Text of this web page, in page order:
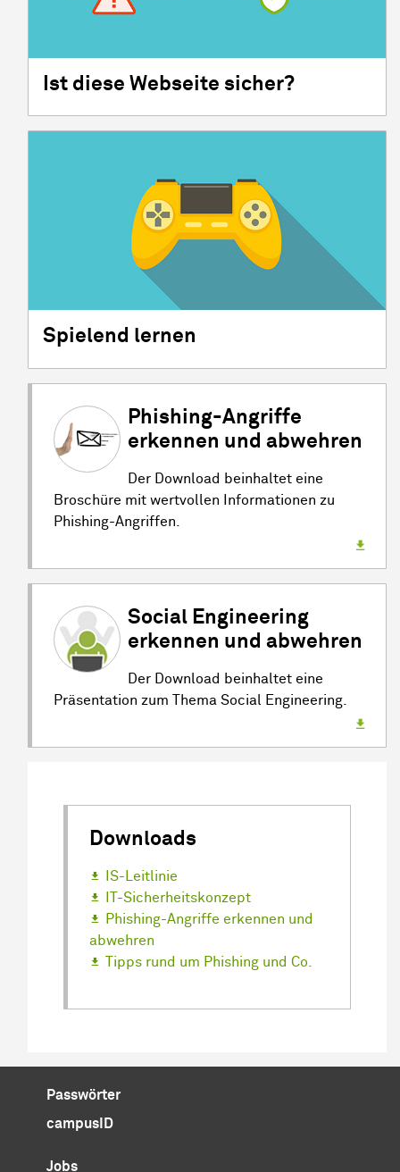
Ist diese Webseite sicher?
Spielend lernen
Phishing-Angriffe
erkennen und abwehren
Der Download beinhaltet eine
Broschüre mit wertvollen Informationen zu
Phishing-Angriffen.
Social Engineering
erkennen und abwehren
Der Download beinhaltet eine
Präsentation zum Thema Social Engineering.
Downloads
IS-Leitlinie
IT-Sicherheitskonzept
Phishing-Angriffe erkennen und
abwehren
Tipps rund um Phishing und Co.
Passwörter
campusID
Jobs